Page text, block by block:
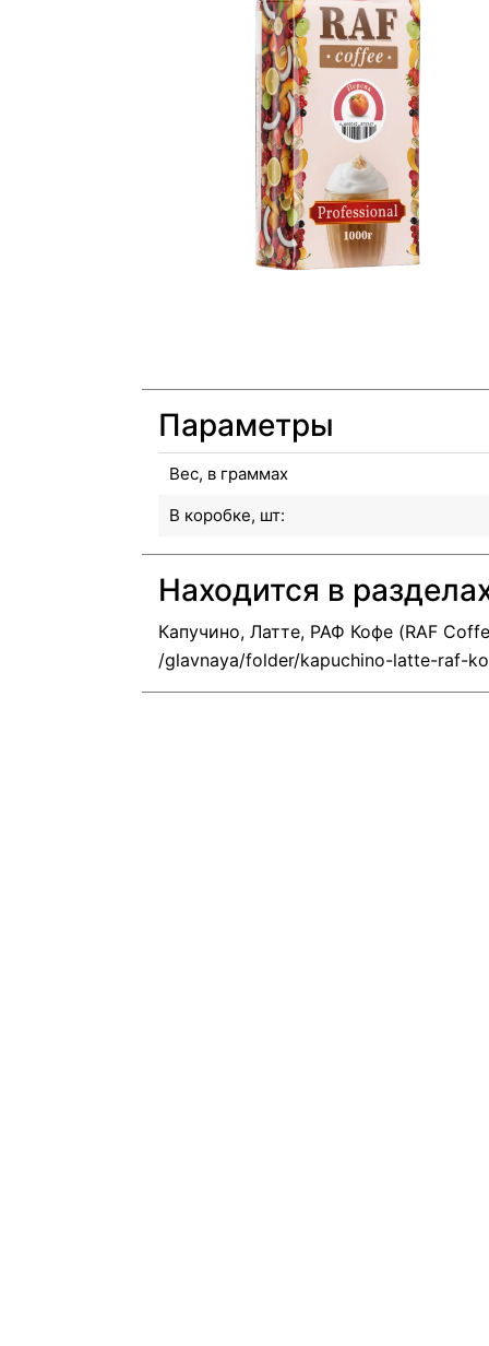
Параметры
Вес, в граммах
В коробке, шт:
Находится в
Капучино, Латте, РАФ Кофе (RAF